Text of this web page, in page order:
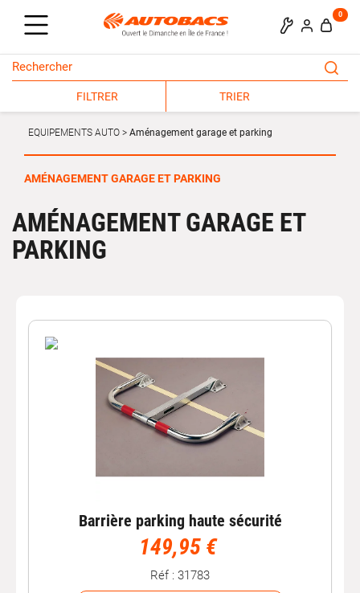
0
FILTRER TRIER
EQUIPEMENTS AUTO Aménagement garage et parking
AMÉNAGEMENT GARAGE ET PARKING
AMÉNAGEMENT GARAGE ET
PARKING
Barrière parking haute sécurité
149,95 €
Réf : 31783